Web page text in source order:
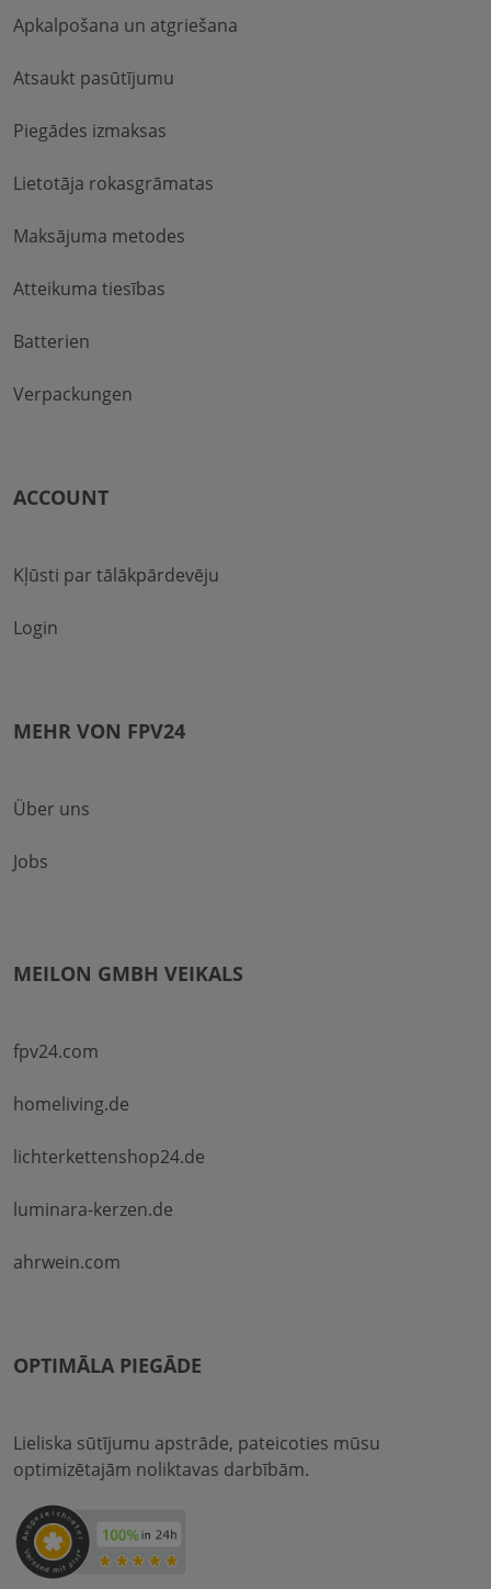
Apkalpošana un atgriešana
Atsaukt pasūtījumu
Piegādes izmaksas
Lietotāja rokasgrāmatas
Maksājuma metodes
Atteikuma tiesības
Batterien
Verpackungen
ACCOUNT
Kļūsti par tālākpārdevēju
Login
MEHR VON FPV24
Über uns
Jobs
MEILON GMBH VEIKALS
fpv24.com
homeliving.de
lichterkettenshop24.de
luminara-kerzen.de
ahrwein.com
OPTIMĀLA PIEGĀDE
Lieliska sūtījumu apstrāde, pateicoties mūsu
optimizētajām noliktavas darbībām.